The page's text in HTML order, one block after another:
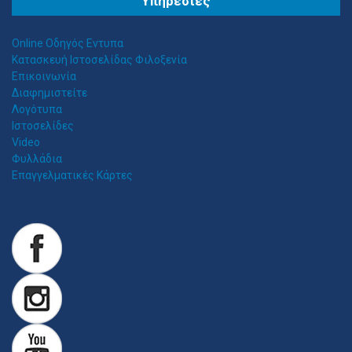
Online Οδηγός Εντυπα
Κατασκευή Ιστοσελίδας Φιλοξενία
Επικοινωνία
Διαφημιστείτε
Λογότυπα
Ιστοσελίδες
Video
Φυλλάδια
Επαγγελματικές Κάρτες